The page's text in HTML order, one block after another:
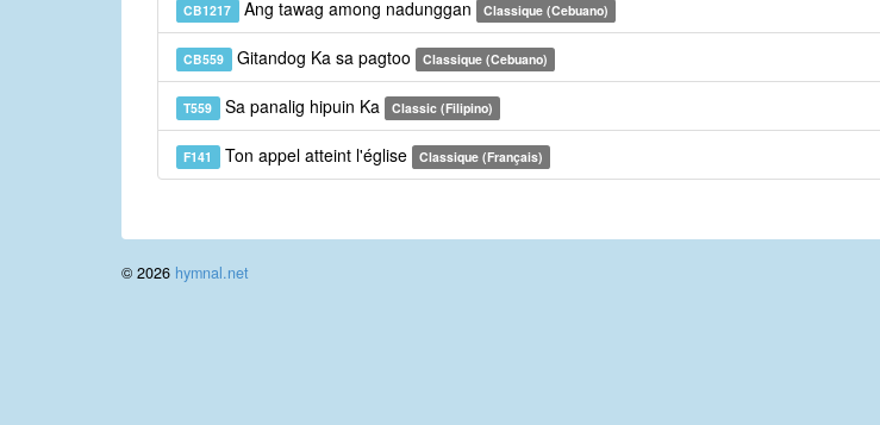
CB1217 Ang tawag among nadunggan Classique (Cebuano)
CB559 Gitandog Ka sa pagtoo Classique (Cebuano)
T559 Sa panalig hipuin Ka Classic (Filipino)
F141 Ton appel atteint l'église Classique (Français)
© 2026 hymnal.net